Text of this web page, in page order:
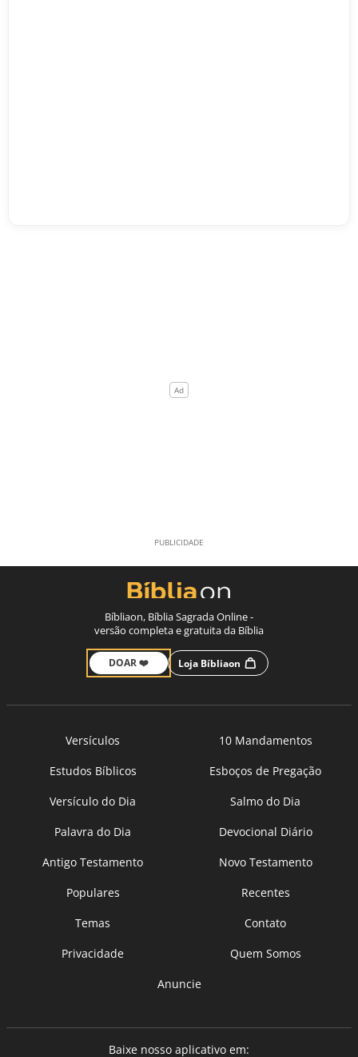
Bíbliaon, Bíblia Sagrada Online -
versão completa e gratuita da Bíblia
DOAR ❤️ Loja Bíbliaon
Versículos
10 Mandamentos
Estudos Bíblicos
Esboços de Pregação
Versículo do Dia
Salmo do Dia
Palavra do Dia
Devocional Diário
Antigo Testamento
Novo Testamento
Populares
Recentes
Temas
Contato
Privacidade
Quem Somos
Anuncie
Baixe nosso aplicativo em: